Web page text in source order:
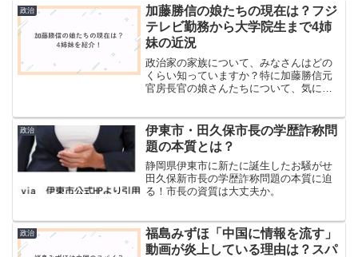
政治
加藤勝信の娘たちの現在は？フジ
テレビ勤務から大学院生まで4姉
妹の近況
政治家の家族について、みなさんはどの
くらい知っていますか？特に加藤勝信元
官房長官の娘さんたちについて、気にな
す。長女はフジテレビで働き、四女は大
学院で学びながら父親のS...
政治
伊東市・田久保市長の学歴詐称問
題の本質とは？
静岡県伊東市に新たに誕生したお騒がせ
田久保新市長の学歴詐称問題の本質に迫
る！市長の資質は大丈夫か。
政治
福島みずほ「中国に情報を流す」
動画が炎上している理由は？スパ